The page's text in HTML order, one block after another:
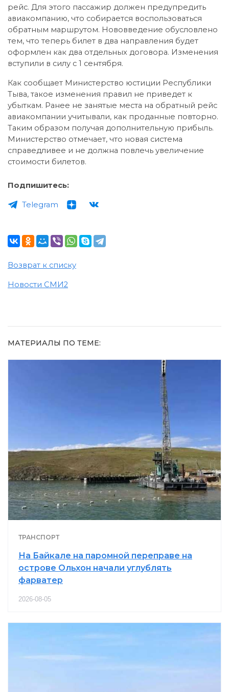
рейс. Для этого пассажир должен предупредить
авиакомпанию, что собирается воспользоваться
обратным маршрутом. Нововведение обусловлено
тем, что теперь билет в два направления будет
оформлен как два отдельных договора. Изменения
вступили в силу с 1 сентября.
Как сообщает Министерство юстиции Республики
Тыва, такое изменения правил не приведет к
убыткам. Ранее не занятые места на обратный рейс
авиакомпании учитывали, как проданные повторно.
Таким образом получая дополнительную прибыль.
Министерство отмечает, что новая система
справедливее и не должна повлечь увеличение
стоимости билетов.
Подпишитесь:
Telegram
Возврат к списку
Новости СМИ2
МАТЕРИАЛЫ ПО ТЕМЕ:
ТРАНСПОРТ
На Байкале на паромной переправе на
острове Ольхон начали углублять
фарватер
2026-08-05